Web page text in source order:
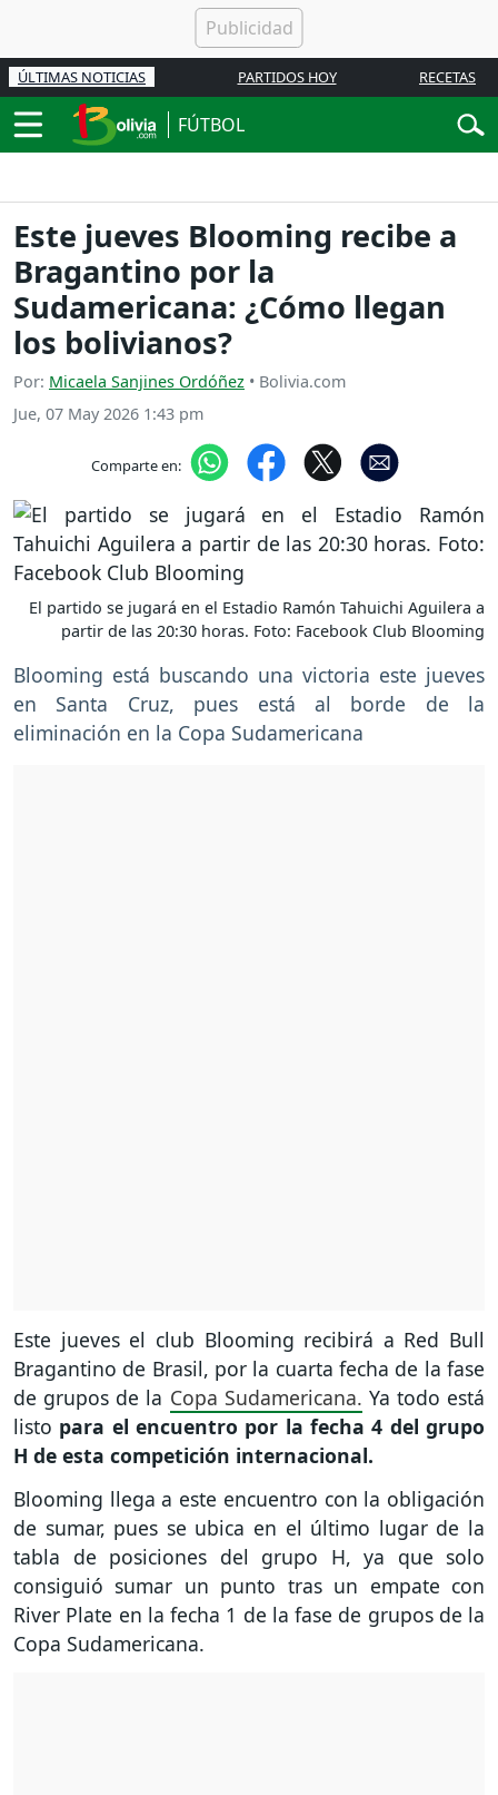
ÚLTIMAS NOTICIAS PARTIDOS HOY RECETAS
FÚTBOL
Este jueves Blooming recibe a
Bragantino por la
Sudamericana: ¿Cómo llegan
los bolivianos?
Por: Micaela Sanjines Ordóñez • Bolivia.com
Jue, 07 May 2026 1:43 pm
Comparte en:
El partido se jugará en el Estadio Ramón Tahuichi Aguilera a
partir de las 20:30 horas. Foto: Facebook Club Blooming
Blooming está buscando una victoria este jueves
en Santa Cruz, pues está al borde de la
eliminación en la Copa Sudamericana
Este jueves el club Blooming recibirá a Red Bull
Bragantino de Brasil, por la cuarta fecha de la fase
de grupos de la Copa Sudamericana. Ya todo está
listo para el encuentro por la fecha 4 del grupo
H de esta competición internacional.
Blooming llega a este encuentro con la obligación
de sumar, pues se ubica en el último lugar de la
tabla de posiciones del grupo H, ya que solo
consiguió sumar un punto tras un empate con
River Plate en la fecha 1 de la fase de grupos de la
Copa Sudamericana.